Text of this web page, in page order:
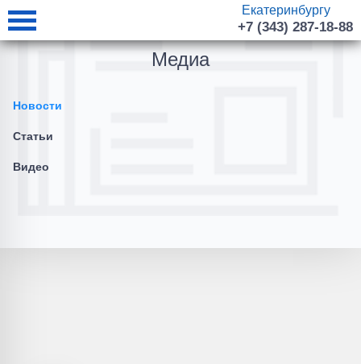
Екатеринбургу
+7 (343) 287-18-88
Медиа
Новости
Статьи
Видео